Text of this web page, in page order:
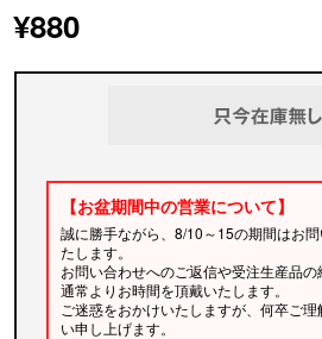
¥880
【お盆期間中の営業について】
誠に勝手ながら、8/10～15の期間はお
たします。
お問い合わせへのご返信や受注生産品の
通常よりお時間を頂戴いたします。
ご迷惑をおかけいたしますが、何卒ご
い申し上げます。